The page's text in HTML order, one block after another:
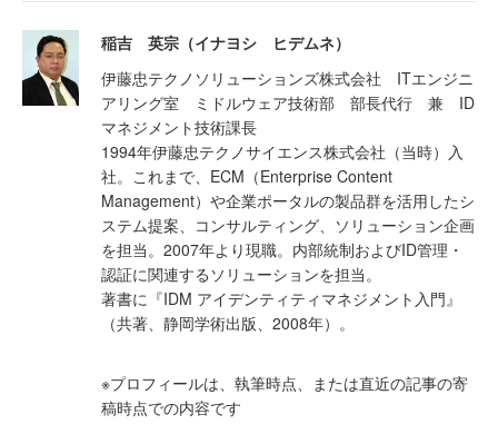
稲吉 英宗（イナヨシ ヒデムネ）
伊藤忠テクノソリューションズ株式会社 ITエンジニ
アリング室 ミドルウェア技術部 部長代行 兼 ID
マネジメント技術課長
1994年伊藤忠テクノサイエンス株式会社（当時）入
社。これまで、ECM（Enterprise Content
Management）や企業ポータルの製品群を活用したシ
ステム提案、コンサルティング、ソリューション企画
を担当。2007年より現職。内部統制およびID管理・
認証に関連するソリューションを担当。
著書に『IDM アイデンティティマネジメント入門』
（共著、静岡学術出版、2008年）。
※プロフィールは、執筆時点、または直近の記事の寄
稿時点での内容です